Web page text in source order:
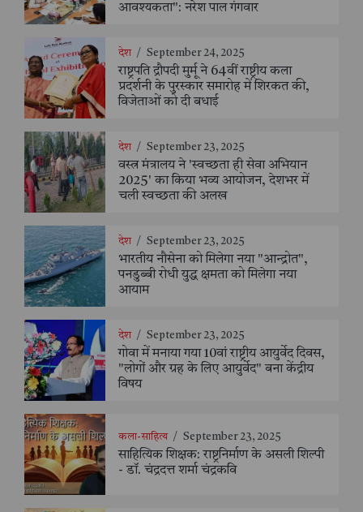
आवश्यकता": नरेश पाल गंगवार
देश / September 24, 2025
राष्ट्रपति द्रौपदी मुर्मू ने 64वीं राष्ट्रीय कला
प्रदर्शनी के पुरस्कार समारोह में शिरकत की,
विजेताओं को दी बधाई
देश / September 23, 2025
वस्त्र मंत्रालय ने 'स्वच्छता ही सेवा अभियान
2025' का किया भव्य आयोजन, देशभर में
चली स्वच्छता की अलख
देश / September 23, 2025
भारतीय नौसेना को मिलेगा नया "आन्द्रोत",
पनडुब्बी रोधी युद्ध क्षमता को मिलेगा नया
आयाम
देश / September 23, 2025
गोवा में मनाया गया 10वां राष्ट्रीय आयुर्वेद दिवस,
"लोगों और ग्रह के लिए आयुर्वेद" बना केंद्रीय
विषय
कला-साहित्य / September 23, 2025
साहित्यिक शिक्षक: राष्ट्रनिर्माण के असली शिल्पी
- डॉ. चंद्रदत्त शर्मा चंद्रकवि